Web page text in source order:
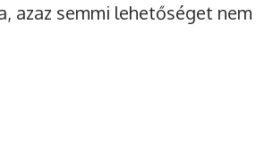
azaz semmi lehetőséget